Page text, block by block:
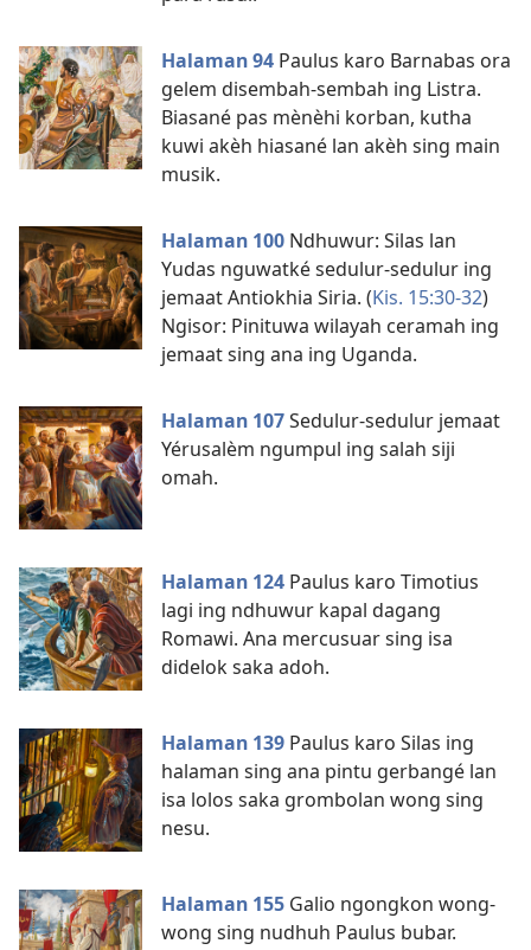
Halaman 94 Paulus karo Barnabas ora
gelem disembah-sembah ing Listra.
Biasané pas mènèhi korban, kutha
kuwi akèh hiasané lan akèh sing main
musik.
Halaman 100 Ndhuwur: Silas lan
Yudas nguwatké sedulur-sedulur ing
jemaat Antiokhia Siria. (Kis. 15:30-32)
Ngisor: Pinituwa wilayah ceramah ing
jemaat sing ana ing Uganda.
Halaman 107Sedulur-sedulur jemaat
Yérusalèm ngumpul ing salah siji
omah.
Halaman 124 Paulus karo Timotius
lagi ing ndhuwur kapal dagang
Romawi. Ana mercusuar sing isa
didelok saka adoh.
Halaman 139 Paulus karo Silas ing
halaman sing ana pintu gerbangé lan
isa lolos saka grombolan wong sing
nesu.
Halaman 155 Galio ngongkon wong-
wong sing nudhuh Paulus bubar.